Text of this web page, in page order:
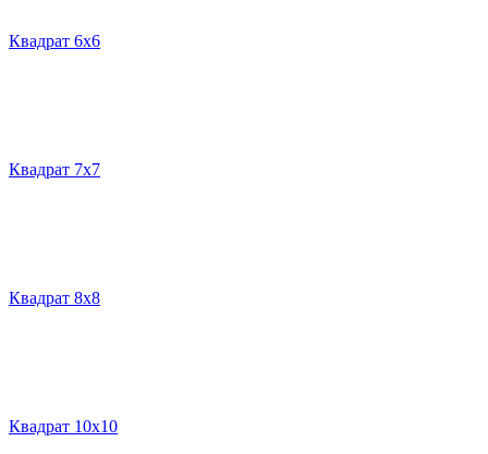
Квадрат 6х6
Квадрат 7х7
Квадрат 8х8
Квадрат 10х10